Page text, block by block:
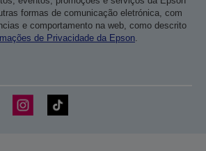
formas de comunicação eletrónica, com
e comportamento na web, como descrito
de Privacidade da Epson.